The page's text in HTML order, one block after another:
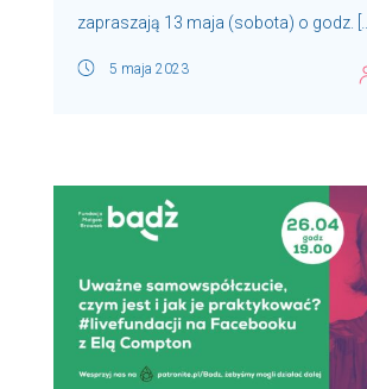
zapraszają 13 maja (sobota) o godz. […]
5 maja 2023